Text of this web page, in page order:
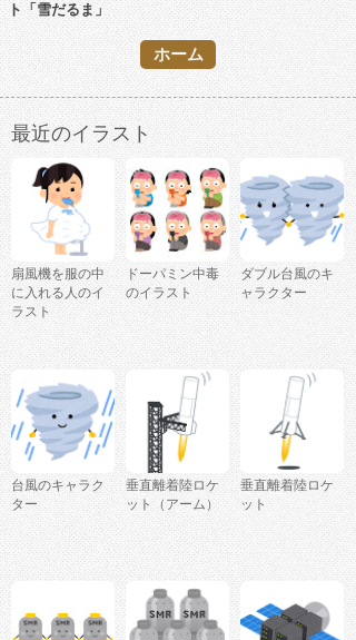
ト「雪だるま」
ホーム
最近のイラスト
扇風機を服の中
に入れる人のイ
ラスト
ドーパミン中毒
のイラスト
ダブル台風のキ
ャラクター
台風のキャラク
ター
垂直離着陸ロケ
ット（アーム）
垂直離着陸ロケ
ット